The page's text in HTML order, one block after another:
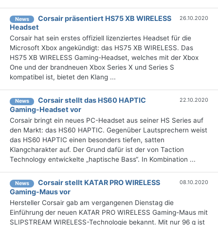
News
Corsair präsentiert HS75 XB WIRELESS
Headset
26.10.2020
Corsair hat sein erstes offiziell lizenziertes Headset für die
Microsoft Xbox angekündigt: das HS75 XB WIRELESS. Das
HS75 XB WIRELESS Gaming-Headset, welches mit der Xbox
One und der brandneuen Xbox Series X und Series S
kompatibel ist, bietet den Klang ...
News
Corsair stellt das HS60 HAPTIC
Gaming-Headset vor
22.10.2020
Corsair bringt ein neues PC-Headset aus seiner HS Series auf
den Markt: das HS60 HAPTIC. Gegenüber Lautsprechern weist
das HS60 HAPTIC einen besonders tiefen, satten
Klangcharakter auf. Der Grund dafür ist der von Taction
Technology entwickelte „haptische Bass“. In Kombination ...
News
Corsair stellt KATAR PRO WIRELESS
Gaming-Maus vor
08.10.2020
Hersteller Corsair gab am vergangenen Dienstag die
Einführung der neuen KATAR PRO WIRELESS Gaming-Maus mit
SLIPSTREAM WIRELESS-Technologie bekannt. Mit nur 96 g ist